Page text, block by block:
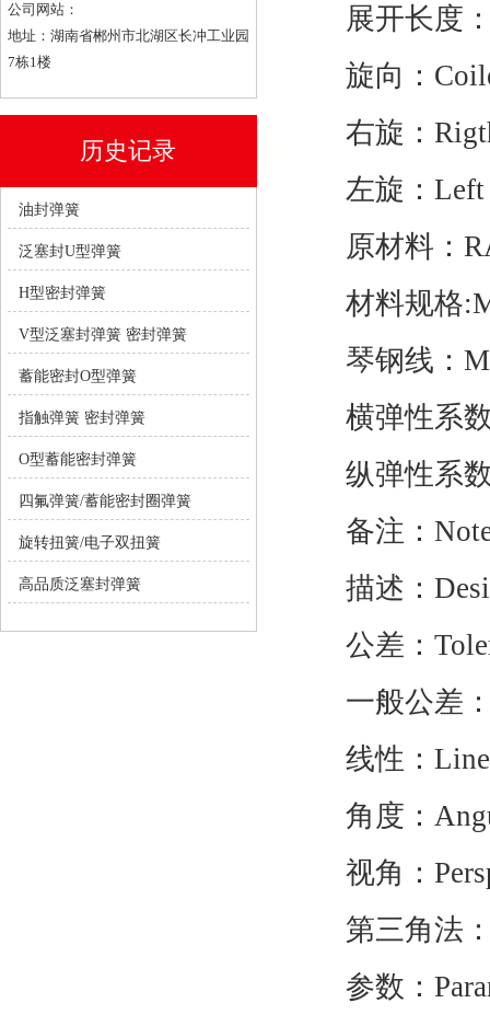
公司网站：
地址：湖南省郴州市北湖区长冲工业园
7栋1楼
历史记录
油封弹簧
泛塞封U型弹簧
H型密封弹簧
V型泛塞封弹簧 密封弹簧
蓄能密封O型弹簧
指触弹簧 密封弹簧
O型蓄能密封弹簧
四氟弹簧/蓄能密封圈弹簧
旋转扭簧/电子双扭簧
高品质泛塞封弹簧
展开长度：
旋向：
右旋：
左旋：Left
原材料：
材料规格
琴钢线：
横弹性系数
纵弹性系数
备注：
描述：
公差：
一般公差：
线性：
角度：
视角：
第三角法：
参数：